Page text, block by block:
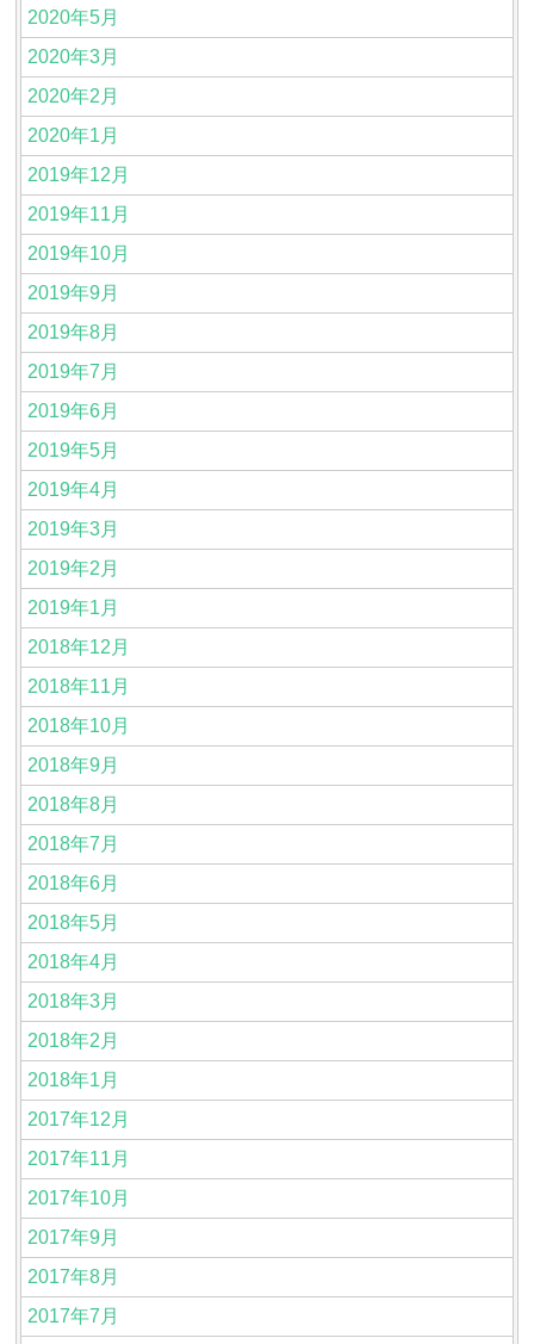
2020年5月
2020年3月
2020年2月
2020年1月
2019年12月
2019年11月
2019年10月
2019年9月
2019年8月
2019年7月
2019年6月
2019年5月
2019年4月
2019年3月
2019年2月
2019年1月
2018年12月
2018年11月
2018年10月
2018年9月
2018年8月
2018年7月
2018年6月
2018年5月
2018年4月
2018年3月
2018年2月
2018年1月
2017年12月
2017年11月
2017年10月
2017年9月
2017年8月
2017年7月